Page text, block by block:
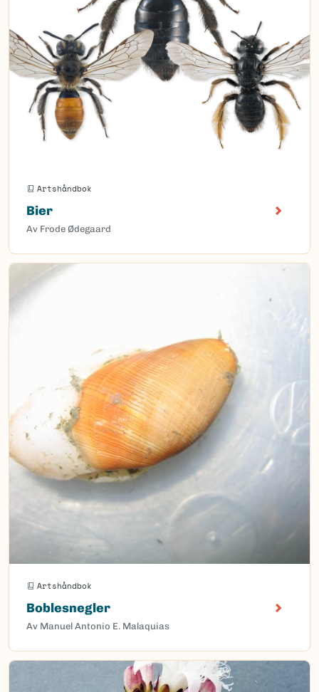
Artshåndbok
Bier
Av Frode Ødegaard
Artshåndbok
Boblesnegler
Av Manuel Antonio E. Malaquias